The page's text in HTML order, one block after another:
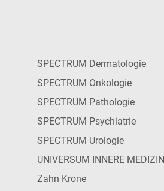
SPECTRUM Dermatologie
SPECTRUM Onkologie
SPECTRUM Pathologie
SPECTRUM Psychiatrie
SPECTRUM Urologie
UNIVERSUM INNERE MEDIZIN
Zahn Krone